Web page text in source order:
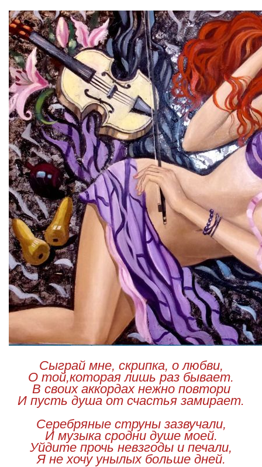
Сыграй мне, скрипка, о любви,
О той,которая лишь раз бывает.
В своих аккордах нежно повтори
И пусть душа от счастья замирает.
Серебряные струны зазвучали,
И музыка сродни душе моей.
Уйдите прочь невзгоды и печали,
Я не хочу унылых больше дней.